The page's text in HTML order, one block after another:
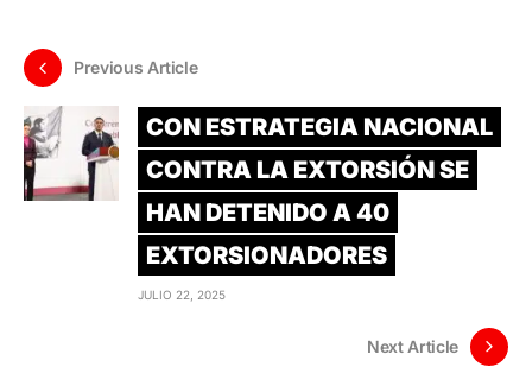
Previous Article
CON ESTRATEGIA NACIONAL
CONTRA LA EXTORSIÓN SE
HAN DETENIDO A 40
EXTORSIONADORES
JULIO 22, 2025
Next Article